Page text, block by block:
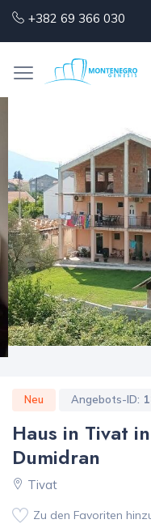
+382 69 366 030
Neu Angebots-ID:
Haus in Tivat
Dumidran
Tivat
Zu den Favoriten